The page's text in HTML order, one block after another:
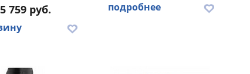
759 руб. подробнее